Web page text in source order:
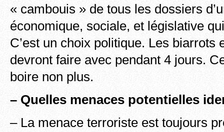
« cambouis » de tous les dossiers
économique, sociale, et législative
C’est un choix politique. Les biarrots
devront faire avec pendant 4 jours.
boire non plus.
– Quelles menaces potentielles
– La menace terroriste est toujours